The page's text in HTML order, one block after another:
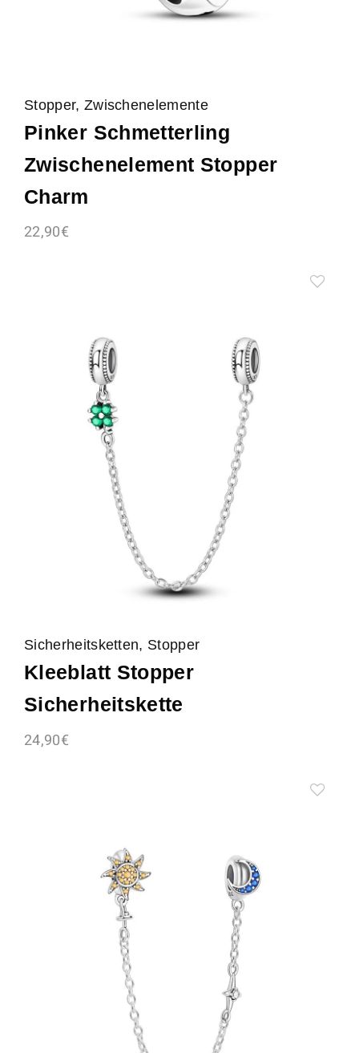
Stopper, Zwischenelemente
Pinker Schmetterling
Zwischenelement Stopper
Charm
22,90€
Sicherheitsketten, Stopper
Kleeblatt Stopper
Sicherheitskette
24,90€